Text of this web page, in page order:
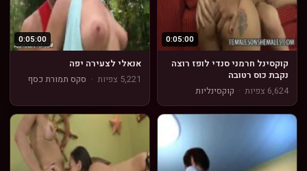
0:05:00
קוקסינל חרמני סנדי לופז רוצה
נקבת כוס רטובה
6,624 צפיות
· קוקסינליות
0:05:00
אנאלי לצעירה יפה
5,221 צפיות
· סקס תמורת כסף